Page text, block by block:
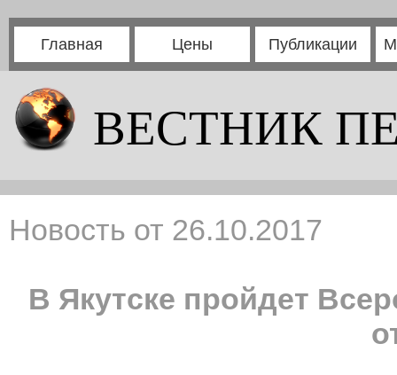
Главная Цены Публикации
ВЕСТНИК
Новость от 26.10.2017
В Якутске пройдет